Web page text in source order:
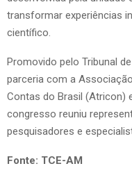
transformar experiências
científico.
Promovido pelo Tribunal
parceria com a
Contas do Brasil (Atricon)
congresso reuniu
pesquisadores e
Fonte: TCE-AM